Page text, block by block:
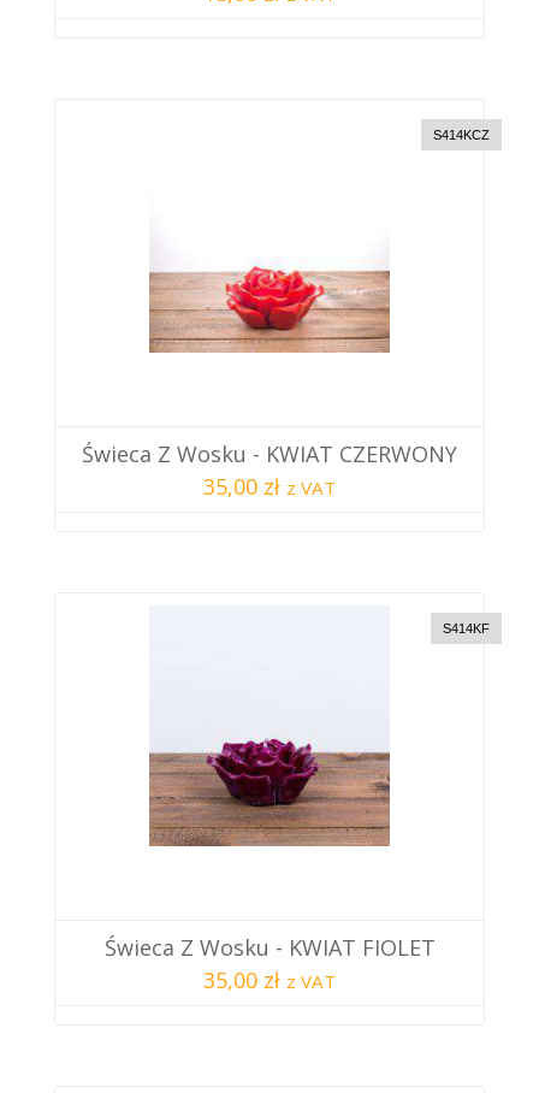
S414KCZ
Świeca Z Wosku - KWIAT CZERWONY
35,00 zł z VAT
S414KF
Świeca Z Wosku - KWIAT FIOLET
35,00 zł z VAT